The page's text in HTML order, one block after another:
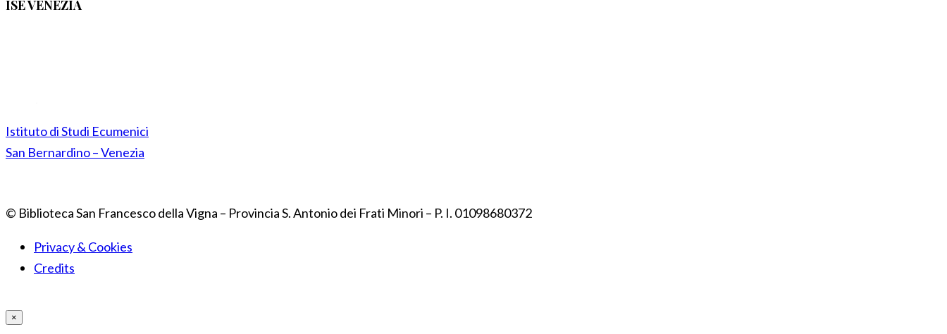
ISE VENEZIA
Istituto di Studi Ecumenici
San Bernardino – Venezia
© Biblioteca San Francesco della Vigna – Provincia S. Antonio dei Frati Minori – P. I. 01098680372
Privacy & Cookies
Credits
×